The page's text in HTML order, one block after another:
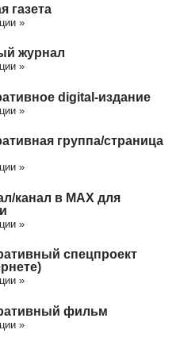
газета
»
журнал
»
digital-издание
»
группа/cтраница
»
канал в МАХ для
»
спецпроект
»
фильм
»